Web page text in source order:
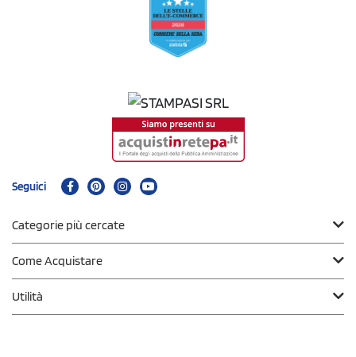
Seguici
Categorie più cercate
Come Acquistare
Utilità